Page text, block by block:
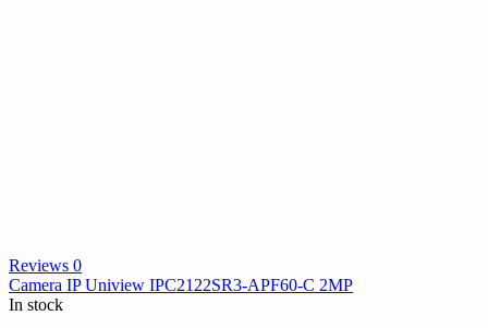
Reviews 0
Camera IP Uniview IPC2122SR3-APF60-C 2MP
In stock